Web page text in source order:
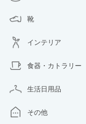
靴
インテリア
食器・カトラリー
生活日用品
その他